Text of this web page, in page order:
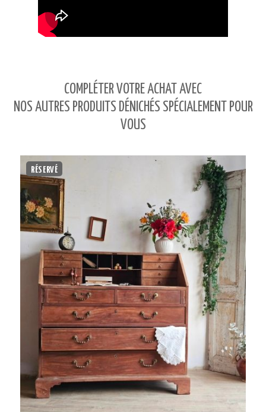
COMPLÉTER VOTRE ACHAT AVEC
NOS AUTRES PRODUITS DÉNICHÉS SPÉCIALEMENT POUR
VOUS
RÉSERVÉ